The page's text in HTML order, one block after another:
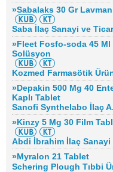
»Sabalaks 30 Gr Lavman
Saba İlaç Sanayi ve
»Fleet Fosfo-soda 45 Ml
Solüsyon
Kozmed Farmasötik
»Depakin 500 Mg 40
Kaplı Tablet
Sanofi Synthelabo İlaç
»Kinzy 5 Mg 30 Film
Abdi İbrahim İlaç Sanayi
»Myralon 21 Tablet
Schering Plough Tıbbi